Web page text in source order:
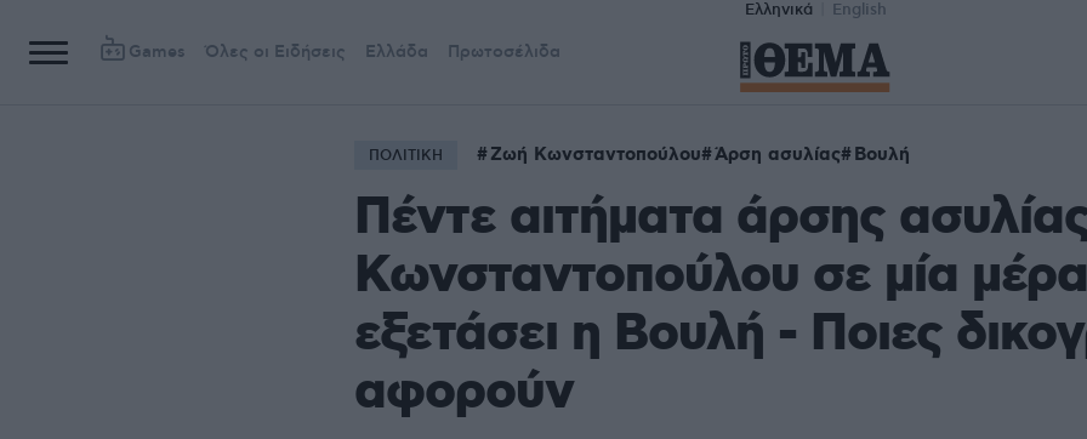
Ελληνικά English
Games Όλες οι Ειδήσεις Ελλάδα Πρωτοσέλιδα
ΠΟΛΙΤΙΚΗ Ζωή Κωνσταντοπούλου Άρση ασυλίας Βουλή
Πέντε αιτήματα άρσης
Κωνσταντοπούλου σε μία
εξετάσει η Βουλή - Ποιες
αφορούν